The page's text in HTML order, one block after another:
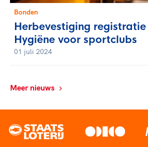
Meer nieuws
Bonden
Herbevestiging
Hygiëne voor sportclubs
01 juli 2024